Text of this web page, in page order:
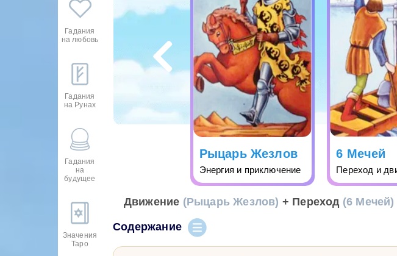
Гадания
на любовь
Гадания
на Рунах
Гадания
на
будущее
Значения
Таро
Рыцарь Жезлов
Энергия и приключение
6 Мечей
Переход и
Движение (Рыцарь Жезлов) + Переход (6 Мечей)
Содержание